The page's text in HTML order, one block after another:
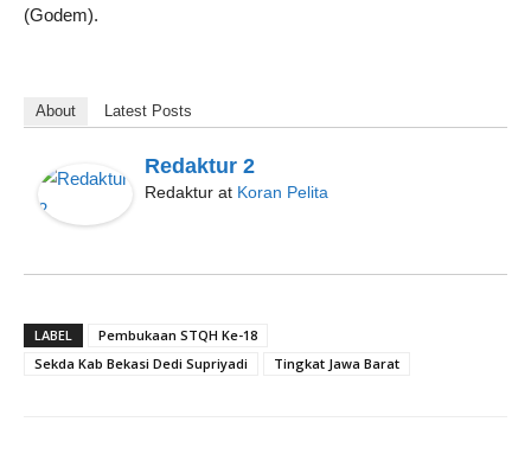
(Godem).
About Latest Posts
Redaktur 2
Redaktur at Koran Pelita
LABEL
Pembukaan STQH Ke-18
Sekda Kab Bekasi Dedi Supriyadi
Tingkat Jawa Barat